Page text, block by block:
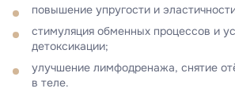
повышение упругости и
стимуляция обменных процессов и
детоксикации;
улучшение лимфодренажа, снятие
в теле.